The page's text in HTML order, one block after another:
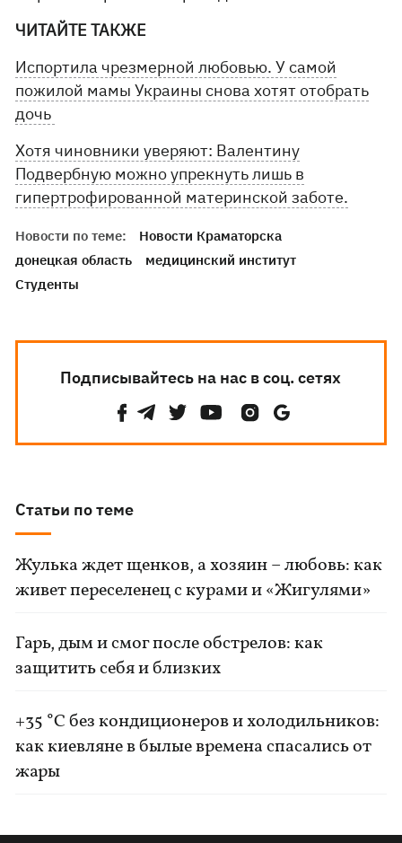
ЧИТАЙТЕ ТАКЖЕ
Испортила чрезмерной любовью. У самой
пожилой мамы Украины снова хотят отобрать
дочь
Хотя чиновники уверяют: Валентину
Подвербную можно упрекнуть лишь в
гипертрофированной материнской заботе.
Новости по теме:
Новости Краматорска
донецкая область
медицинский институт
Студенты
Подписывайтесь на нас в соц. сетях
Статьи по теме
Жулька ждет щенков, а хозяин – любовь: как
живет переселенец с курами и «Жигулями»
Гарь, дым и смог после обстрелов: как
защитить себя и близких
+35 °C без кондиционеров и холодильников:
как киевляне в былые времена спасались от
жары